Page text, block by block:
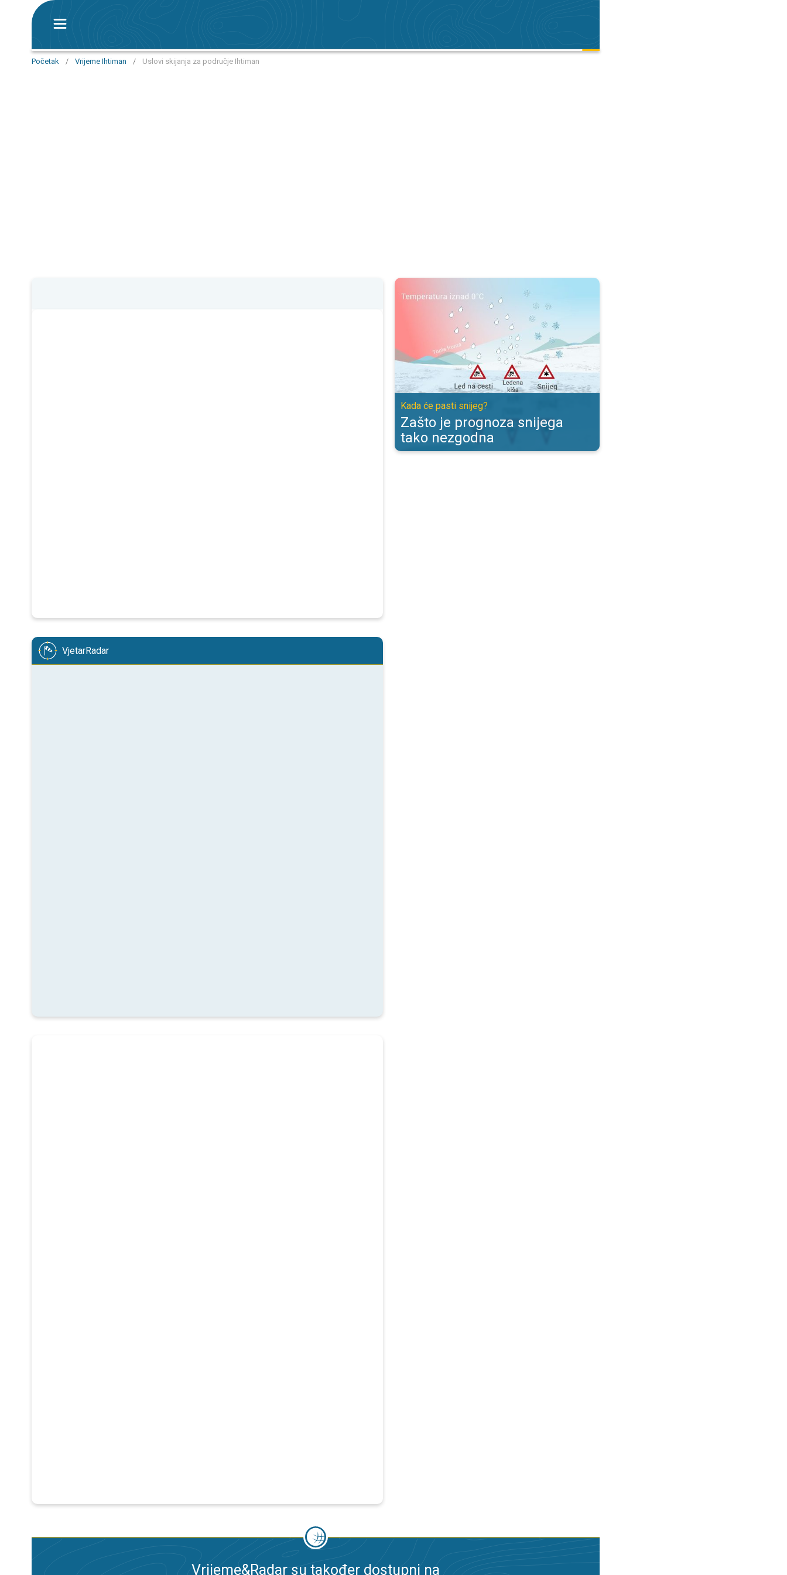
Početak / Vrijeme Ihtiman / Uslovi skijanja za područje Ihtiman
VjetarRadar
Zašto je prognoza snijega tako nezgodna. Kada će pasti snijeg?. . .
Kada će pasti snijeg?
Zašto je prognoza snijega
tako nezgodna
Vrijeme&Radar su također dostupni na